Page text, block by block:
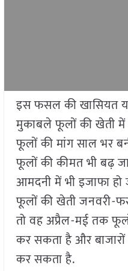
इस फसल की खासियत
मुकाबले फूलों की खेती में
फूलों की मांग साल भर
फूलों की कीमत भी बढ़
आमदनी में भी इजाफा हो
फूलों की खेती जनवरी-
तो वह अप्रैल-मई तक
कर सकता है और
कर सकता है.